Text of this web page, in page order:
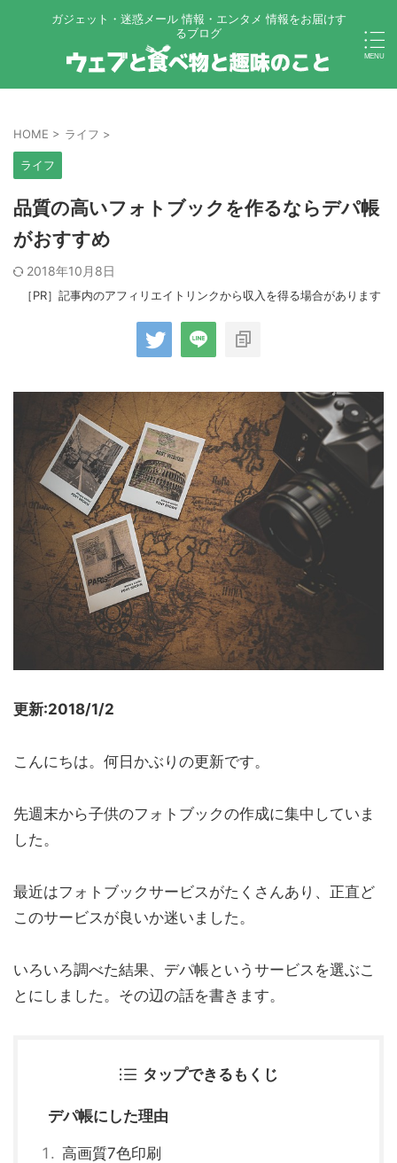
ガジェット・迷惑メール 情報・エンタメ 情報をお届けす
るブログ
HOME > ライフ >
ライフ
品質の高いフォトブックを作るならデパ帳
がおすすめ
2018年10月8日
［PR］記事内のアフィリエイトリンクから収入を得る場合があります
更新:2018/1/2
こんにちは。何日かぶりの更新です。
先週末から子供のフォトブックの作成に集中していま
した。
最近はフォトブックサービスがたくさんあり、正直ど
このサービスが良いか迷いました。
いろいろ調べた結果、デパ帳というサービスを選ぶこ
とにしました。その辺の話を書きます。
タップできるもくじ
デパ帳にした理由
高画質7色印刷